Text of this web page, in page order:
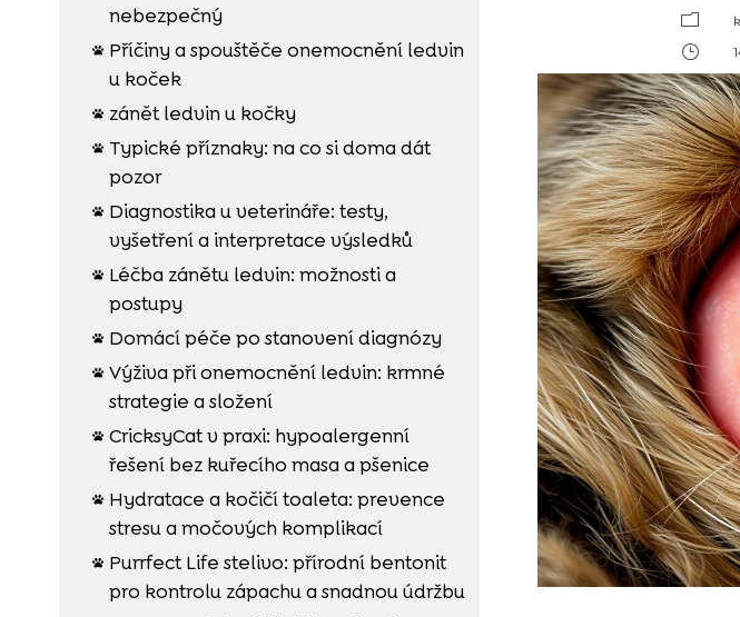
nebezpečný

Příčiny a spouštěče onemocnění ledvin
u koček
 zánět ledvin u kočky

Typické příznaky: na co si doma dát
pozor

Diagnostika u veterináře: testy,
vyšetření a interpretace výsledků

Léčba zánětu ledvin: možnosti a
postupy
 Domácí péče po stanovení diagnózy
 Výživa při onemocnění ledvin: krmné
strategie a složení
 CricksyCat v praxi: hypoalergenní
řešení bez kuřecího masa a pšenice

Hydratace a kočičí toaleta: prevence
stresu a močových komplikací

Purrfect Life stelivo: přírodní bentonit
pro kontrolu zápachu a snadnou údržbu
m
}